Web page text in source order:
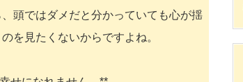
頭ではダメだと分かっていても心が揺
を見たくないからですよね。